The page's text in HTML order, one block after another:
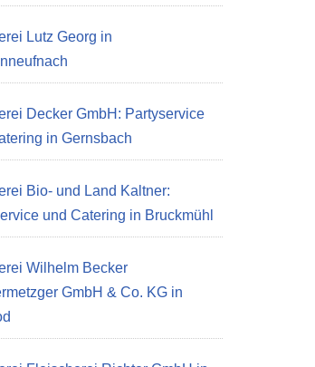
Lutz Georg in
Decker GmbH: Partyservice
in Gernsbach
Bio- und Land Kaltner:
und Catering in Bruckmühl
Wilhelm Becker
GmbH & Co. KG in